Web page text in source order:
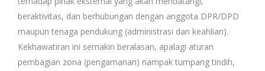
beraktivitas, dan berhubungan dengan anggota DPR/DPD
maupun tenaga pendukung (administrasi dan keahlian).
Kekhawatiran ini semakin beralasan, apalagi aturan
pembagian zona (pengamanan) nampak tumpang tindih,